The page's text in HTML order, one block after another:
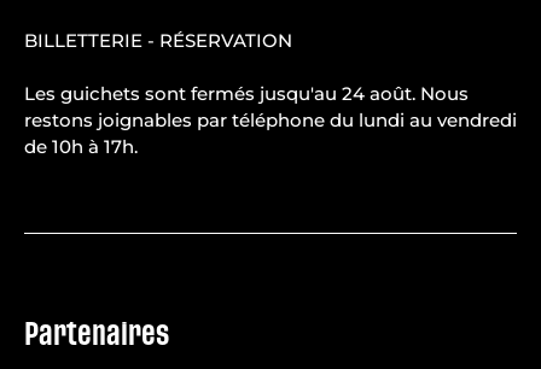
BILLETTERIE - RÉSERVATION
Les guichets sont fermés jusqu'au 24 août. Nous
restons joignables par téléphone du lundi au vendredi
de 10h à 17h.
Partenaires